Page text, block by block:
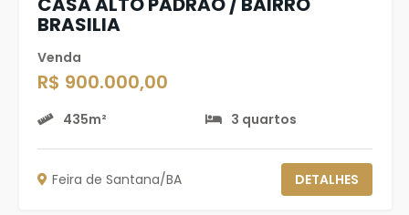
BRASILIA
Venda
R$ 900.000,00
435m² 3 quartos
Feira de Santana/BA DETALHES